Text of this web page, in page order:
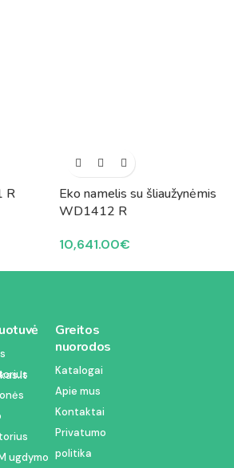
R
Eko namelis su šliaužynėmis
WD1412 R
10,641.00€
ugdymo
Greitos
nuorodos
Katalogai
Apie mus
Kontaktai
Privatumo
politika